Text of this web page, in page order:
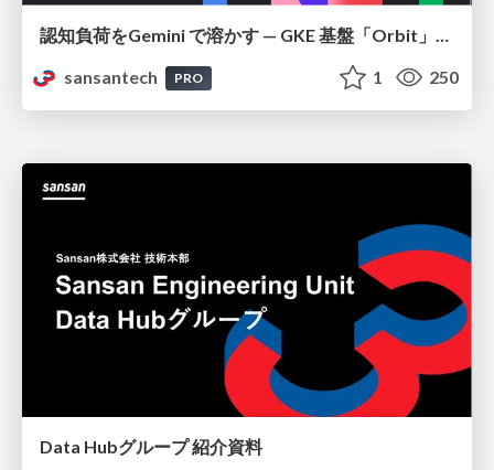
認知負荷をGemini で溶かす — GKE 基盤「Orbit」における AI エージェントの実践
sansantech
PRO 1 250
Data Hubグループ 紹介資料